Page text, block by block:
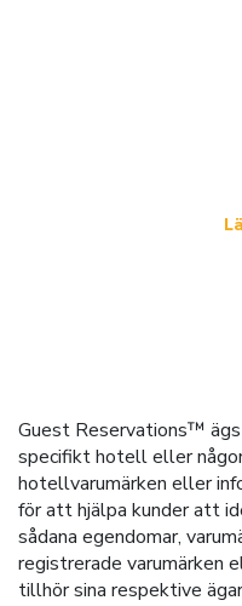
Guest Reservations™
specifikt hotell eller
hotellvarumärken eller
för att hjälpa kunder att
sådana egendomar,
registrerade varumärken
tillhör sina respektive